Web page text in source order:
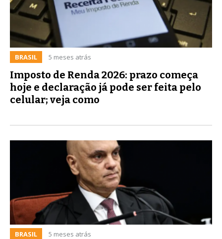
BRASIL 5 meses atrás
Imposto de Renda 2026: prazo começa
hoje e declaração já pode ser feita pelo
celular; veja como
BRASIL 5 meses atrás